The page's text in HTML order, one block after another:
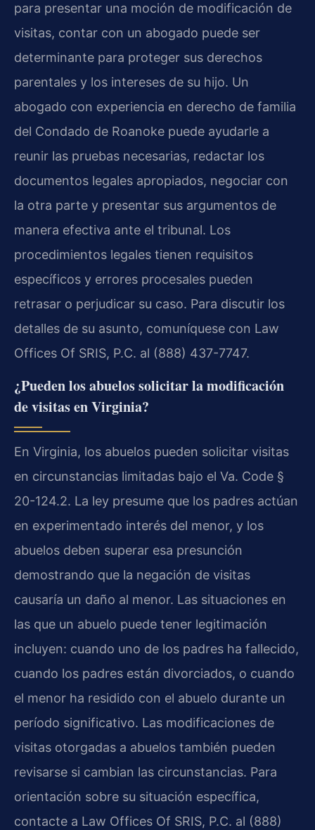
para presentar una moción de modificación de
visitas, contar con un abogado puede ser
determinante para proteger sus derechos
parentales y los intereses de su hijo. Un
abogado con experiencia en derecho de familia
del Condado de Roanoke puede ayudarle a
reunir las pruebas necesarias, redactar los
documentos legales apropiados, negociar con
la otra parte y presentar sus argumentos de
manera efectiva ante el tribunal. Los
procedimientos legales tienen requisitos
específicos y errores procesales pueden
retrasar o perjudicar su caso. Para discutir los
detalles de su asunto, comuníquese con Law
Offices Of SRIS, P.C. al (888) 437-7747.
¿Pueden los abuelos solicitar la modificación
de visitas en Virginia?
En Virginia, los abuelos pueden solicitar visitas
en circunstancias limitadas bajo el Va. Code §
20-124.2. La ley presume que los padres actúan
en experimentado interés del menor, y los
abuelos deben superar esa presunción
demostrando que la negación de visitas
causaría un daño al menor. Las situaciones en
las que un abuelo puede tener legitimación
incluyen: cuando uno de los padres ha fallecido,
cuando los padres están divorciados, o cuando
el menor ha residido con el abuelo durante un
período significativo. Las modificaciones de
visitas otorgadas a abuelos también pueden
revisarse si cambian las circunstancias. Para
orientación sobre su situación específica,
contacte a Law Offices Of SRIS, P.C. al (888)